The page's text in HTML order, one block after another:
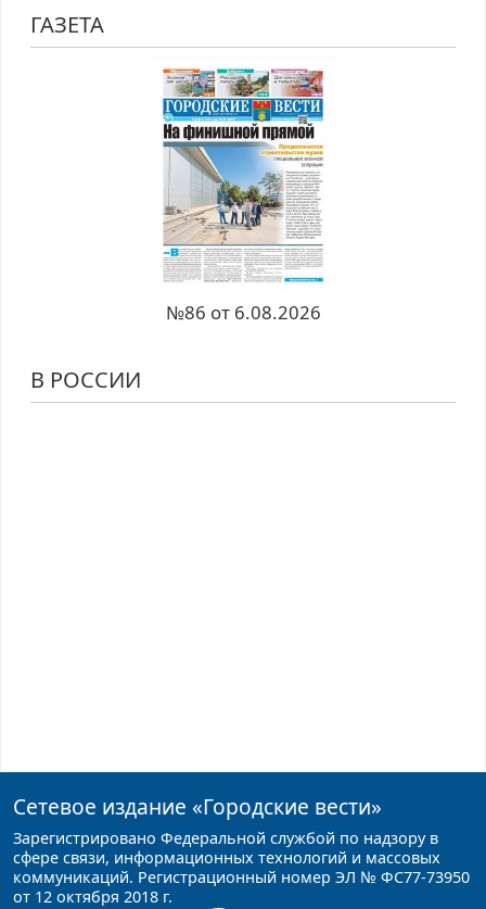
ГАЗЕТА
№86 от 6.08.2026
В РОССИИ
Сетевое издание «Городские вести»
Зарегистрировано Федеральной службой по надзору в
сфере связи, информационных технологий и массовых
коммуникаций. Регистрационный номер ЭЛ № ФС77-73950
от 12 октября 2018 г.